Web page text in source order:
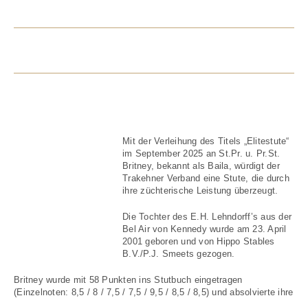
Mit der Verleihung des Titels „Elitestute“
im September 2025 an St.Pr. u. Pr.St.
Britney, bekannt als Baila, würdigt der
Trakehner Verband eine Stute, die durch
ihre züchterische Leistung überzeugt.
Die Tochter des E.H. Lehndorff’s aus der
Bel Air von Kennedy wurde am 23. April
2001 geboren und von Hippo Stables
B.V./P.J. Smeets gezogen.
Britney wurde mit 58 Punkten ins Stutbuch eingetragen
(Einzelnoten: 8,5 / 8 / 7,5 / 7,5 / 9,5 / 8,5 / 8,5) und absolvierte ihre